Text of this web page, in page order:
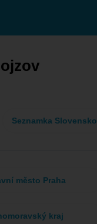
Seznamka Slovensko
město Praha
kraj